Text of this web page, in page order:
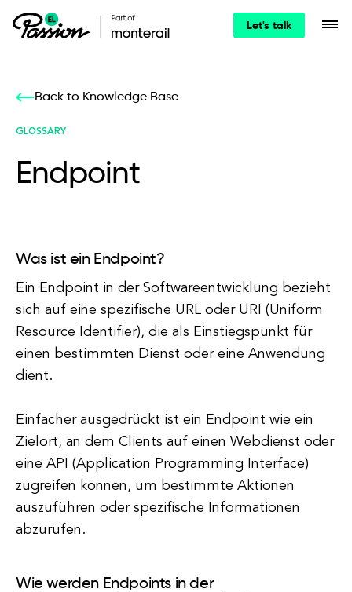
Let's talk
Back to Knowledge Base
GLOSSARY
Endpoint
Was ist ein Endpoint?
Ein Endpoint in der Softwareentwicklung bezieht
sich auf eine spezifische URL oder URI (Uniform
Resource Identifier), die als Einstiegspunkt für
einen bestimmten Dienst oder eine Anwendung
dient.
Einfacher ausgedrückt ist ein Endpoint wie ein
Zielort, an dem Clients auf einen Webdienst oder
eine API (Application Programming Interface)
zugreifen können, um bestimmte Aktionen
auszuführen oder spezifische Informationen
abzurufen.
Wie werden Endpoints in der